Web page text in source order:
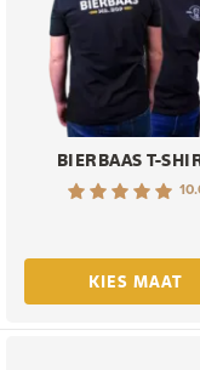
BIERBAAS T-
KIES MAAT